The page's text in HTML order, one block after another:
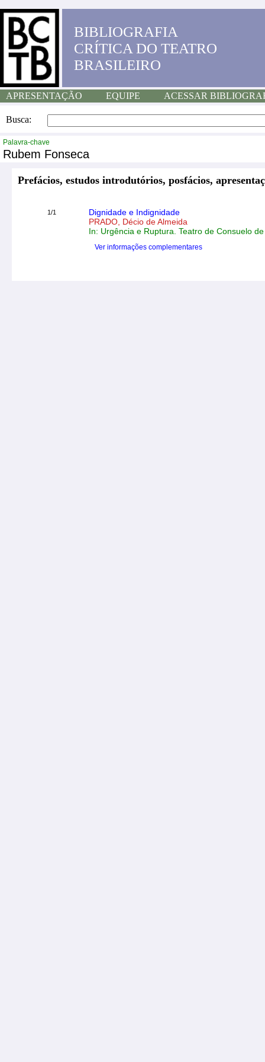
BIBLIOGRAFIA
CRÍTICA DO TEATRO
BRASILEIRO
APRESENTAÇÃO EQUIPE ACESSAR
Busca:
Palavra-chave
Rubem Fonseca
Prefácios, estudos introdutórios, posfácios,
1/1
Dignidade e Indignidade
PRADO, Décio de Almeida
In: Urgência e Ruptura. Teatro de Consuelo
Ver informações complementares